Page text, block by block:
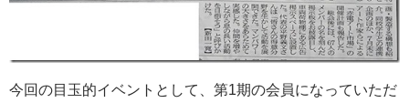
今回の目玉的イベントとして、第1期の会員になっていただ